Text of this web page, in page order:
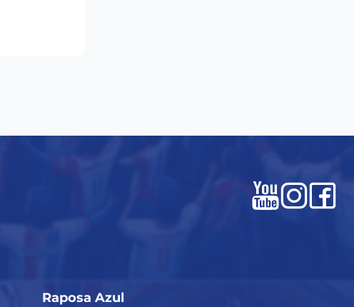
Raposa Azul